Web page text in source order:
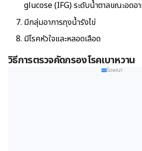
glucose (IFG) ระดับน้ำตาลขณะอดอ
มีกลุ่มอาการถุงน้ำรังไข่
มีโรคหัวใจและหลอดเลือด
วิธีการตรวจคัดกรองโรคเบาหวาน
โฆษณา